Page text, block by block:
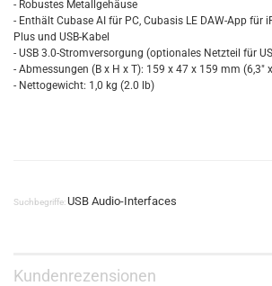
- Robustes Metallgehäuse
- Enthält Cubase AI für PC, Cubasis LE DAW-App für
Plus und USB-Kabel
- USB 3.0-Stromversorgung (optionales Netzteil für
- Abmessungen (B x H x T): 159 x 47 x 159 mm (6,3"
- Nettogewicht: 1,0 kg (2.0 lb)
Suchbegriffe: USB Audio-Interfaces
Kundenrezensionen